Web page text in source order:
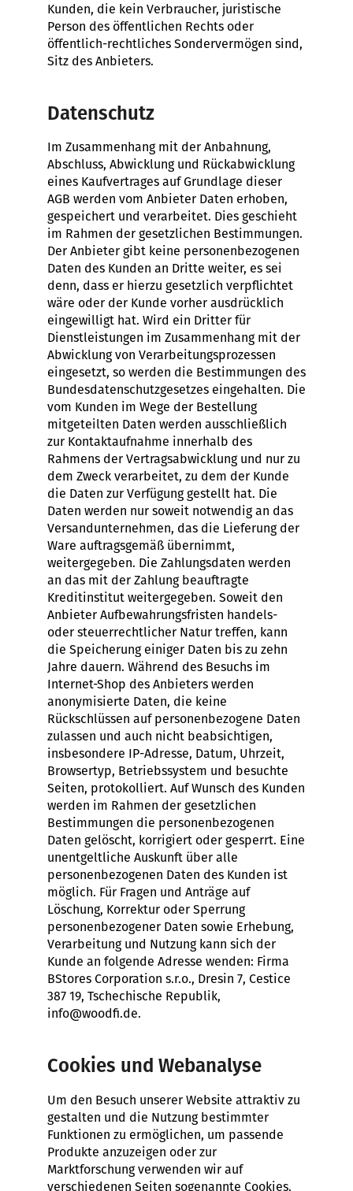
Kunden, die kein Verbraucher, juristische
Person des öffentlichen Rechts oder
öffentlich-rechtliches Sondervermögen sind,
Sitz des Anbieters.
Datenschutz
Im Zusammenhang mit der Anbahnung,
Abschluss, Abwicklung und Rückabwicklung
eines Kaufvertrages auf Grundlage dieser
AGB werden vom Anbieter Daten erhoben,
gespeichert und verarbeitet. Dies geschieht
im Rahmen der gesetzlichen Bestimmungen.
Der Anbieter gibt keine personenbezogenen
Daten des Kunden an Dritte weiter, es sei
denn, dass er hierzu gesetzlich verpflichtet
wäre oder der Kunde vorher ausdrücklich
eingewilligt hat. Wird ein Dritter für
Dienstleistungen im Zusammenhang mit der
Abwicklung von Verarbeitungsprozessen
eingesetzt, so werden die Bestimmungen des
Bundesdatenschutzgesetzes eingehalten. Die
vom Kunden im Wege der Bestellung
mitgeteilten Daten werden ausschließlich
zur Kontaktaufnahme innerhalb des
Rahmens der Vertragsabwicklung und nur zu
dem Zweck verarbeitet, zu dem der Kunde
die Daten zur Verfügung gestellt hat. Die
Daten werden nur soweit notwendig an das
Versandunternehmen, das die Lieferung der
Ware auftragsgemäß übernimmt,
weitergegeben. Die Zahlungsdaten werden
an das mit der Zahlung beauftragte
Kreditinstitut weitergegeben. Soweit den
Anbieter Aufbewahrungsfristen handels-
oder steuerrechtlicher Natur treffen, kann
die Speicherung einiger Daten bis zu zehn
Jahre dauern. Während des Besuchs im
Internet-Shop des Anbieters werden
anonymisierte Daten, die keine
Rückschlüssen auf personenbezogene Daten
zulassen und auch nicht beabsichtigen,
insbesondere IP-Adresse, Datum, Uhrzeit,
Browsertyp, Betriebssystem und besuchte
Seiten, protokolliert. Auf Wunsch des Kunden
werden im Rahmen der gesetzlichen
Bestimmungen die personenbezogenen
Daten gelöscht, korrigiert oder gesperrt. Eine
unentgeltliche Auskunft über alle
personenbezogenen Daten des Kunden ist
möglich. Für Fragen und Anträge auf
Löschung, Korrektur oder Sperrung
personenbezogener Daten sowie Erhebung,
Verarbeitung und Nutzung kann sich der
Kunde an folgende Adresse wenden: Firma
BStores Corporation s.r.o., Dresin 7, Cestice
387 19, Tschechische Republik,
info@woodfi.de.
Cookies und Webanalyse
Um den Besuch unserer Website attraktiv zu
gestalten und die Nutzung bestimmter
Funktionen zu ermöglichen, um passende
Produkte anzuzeigen oder zur
Marktforschung verwenden wir auf
verschiedenen Seiten sogenannte Cookies.